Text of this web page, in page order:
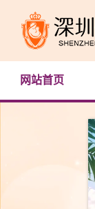
网站首页